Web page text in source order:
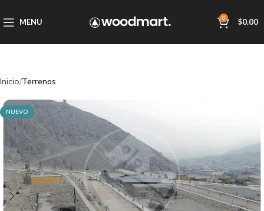
MENU 0 $0.00
Inicio Terrenos
NUEVO